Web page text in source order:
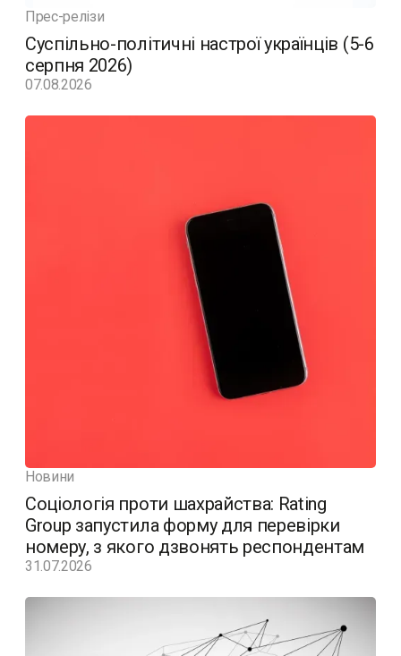
Прес-релізи
Суспільно-політичні настрої українців (5-6
серпня 2026)
07.08.2026
Новини
Соціологія проти шахрайства: Rating
Group запустила форму для перевірки
номеру, з якого дзвонять респондентам
31.07.2026